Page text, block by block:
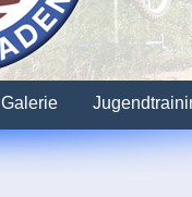
Galerie